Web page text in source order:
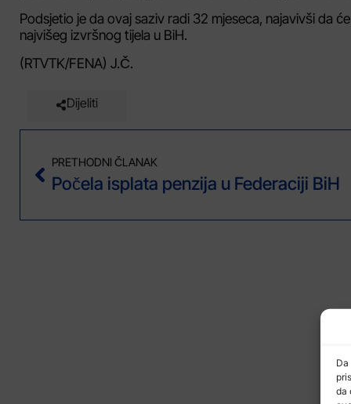
da
Podsjetio je da ovaj saziv radi 32 mjeseca, najavivši da
najvišeg izvršnog tijela u BiH.
(RTVTK/FENA) J.Č.
Dijeliti
PRETHODNI ČLANAK
Počela isplata penzija u Federaciji BiH